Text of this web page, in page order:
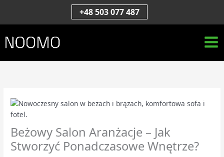
treści
+48 503 077 487
Beżowy Salon Aranżacje – Jak
Stworzyć Ponadczasowe Wnętrze?
k
a